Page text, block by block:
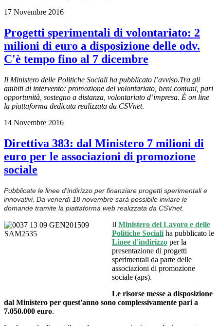
17 Novembre 2016
Progetti sperimentali di volontariato: 2
milioni di euro a disposizione delle odv.
C'è tempo fino al 7 dicembre
Il Ministero delle Politiche Sociali ha pubblicato l’avviso.Tra gli
ambiti di intervento: promozione del volontariato, beni comuni, pari
opportunità, sostegno a distanza, volontariato d’impresa. È on line
la piattaforma dedicata realizzata da CSVnet.
14 Novembre 2016
Direttiva 383: dal Ministero 7 milioni di
euro per le associazioni di promozione
sociale
Pubblicate le linee d'indirizzo per finanziare progetti sperimentali e
innovativi. Da venerdì 18 novembre sarà possibile inviare le
domande tramite la piattaforma web realizzata da CSVnet.
Il Ministero del Lavoro e delle
Politiche Sociali ha pubblicato le
Linee d'indirizzo per la
presentazione di progetti
sperimentali da parte delle
associazioni di promozione
sociale (aps).
Le risorse messe a disposizione
dal Ministero per quest'anno sono complessivamente pari a
7.050.000 euro.